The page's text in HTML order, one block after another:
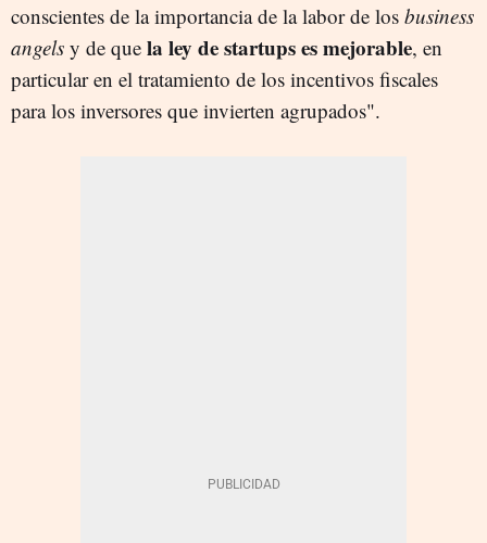
conscientes de la importancia de la labor de los business
angels y de que la ley de startups es mejorable, en
particular en el tratamiento de los incentivos fiscales
para los inversores que invierten agrupados".